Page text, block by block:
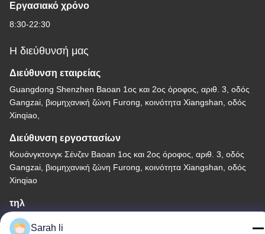
Εργασιακό χρόνο
8:30-22:30
Η διεύθυνσή μας
Διεύθυνση εταιρείας
Guangdong Shenzhen Baoan 1ος και 2ος όροφος, αριθ. 3, οδός
Gangzai, βιομηχανική ζώνη Furong, κοινότητα Xiangshan, οδός
Xinqiao,
Διεύθυνση εργοστασίων
Κουάνγκτονγκ Σένζεν Baoan 1ος και 2ος όροφος, αριθ. 3, οδός
Gangzai, βιομηχανική ζώνη Furong, κοινότητα Xiangshan, οδός
Xinqiao
τηλ
86-0755-27097532-8:30
Sarah li